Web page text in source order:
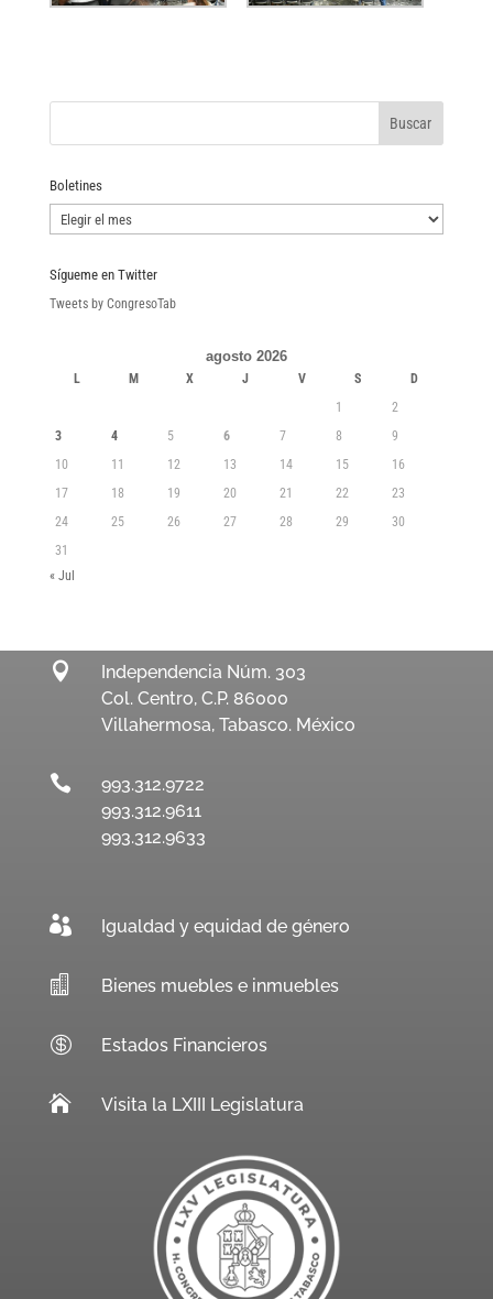
Boletines
Boletines
Sígueme en Twitter
Tweets by CongresoTab
agosto 2026
L M X J V S
D
1
2
3
4 5 6 7 8
9
10
11 12 13 14 15
16
17
18 19 20 21 22
23
24
25 26 27 28 29
30
31
« Jul

Independencia Núm. 303
Col. Centro, C.P. 86000
Villahermosa, Tabasco. México

993.312.9722
993.312.9611
993.312.9633
 Igualdad y equidad de género
 Bienes muebles e inmuebles
 Estados Financieros
 Visita la LXIII Legislatura